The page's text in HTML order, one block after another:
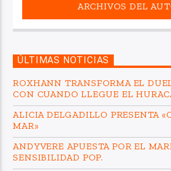
ARCHIVOS DEL
ÚLTIMAS NOTICIAS
ROXHANN TRANSFORMA EL
CON CUANDO LLEGUE EL
ALICIA DELGADILLO PRESENTA
MAR»
ANDYVERE APUESTA POR EL
SENSIBILIDAD POP.